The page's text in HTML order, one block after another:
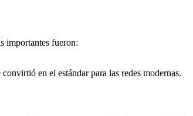
importantes fueron:
en el estándar para las redes modernas.